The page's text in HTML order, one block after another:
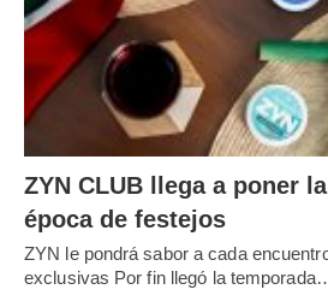
ZYN CLUB llega a poner
época de festejos
ZYN le pondrá sabor a cada
exclusivas Por fin llegó la